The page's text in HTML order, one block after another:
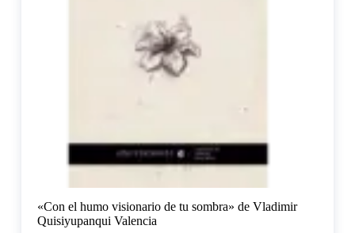
«Con el humo visionario de tu sombra» de Vladimir
Quisiyupanqui Valencia